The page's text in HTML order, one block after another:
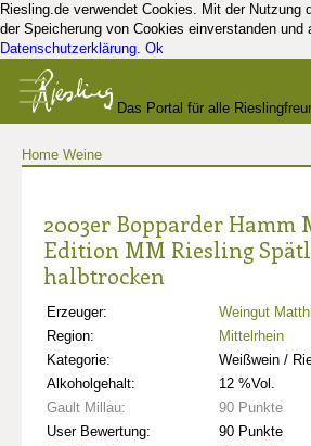
Riesling.de verwendet Cookies. Mit der Nutzung
der Speicherung von Cookies einverstanden und
Datenschutzerklärung. Ok
Das Portal für alle
Home Weine
2003er Bopparder Hamm
Edition MM Riesling
halbtrocken
Erzeuger:
Weingut
Region:
Mittelrhein
Kategorie:
Weißwein /
Alkoholgehalt:
12 %Vol.
Gault Millau:
90 Punkte
User Bewertung:
90 Punkte